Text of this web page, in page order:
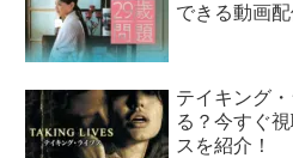
できる動画
テイキング
る？今すぐ
スを紹介！